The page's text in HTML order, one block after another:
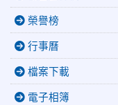
榮譽榜
行事曆
檔案下載
電子相簿